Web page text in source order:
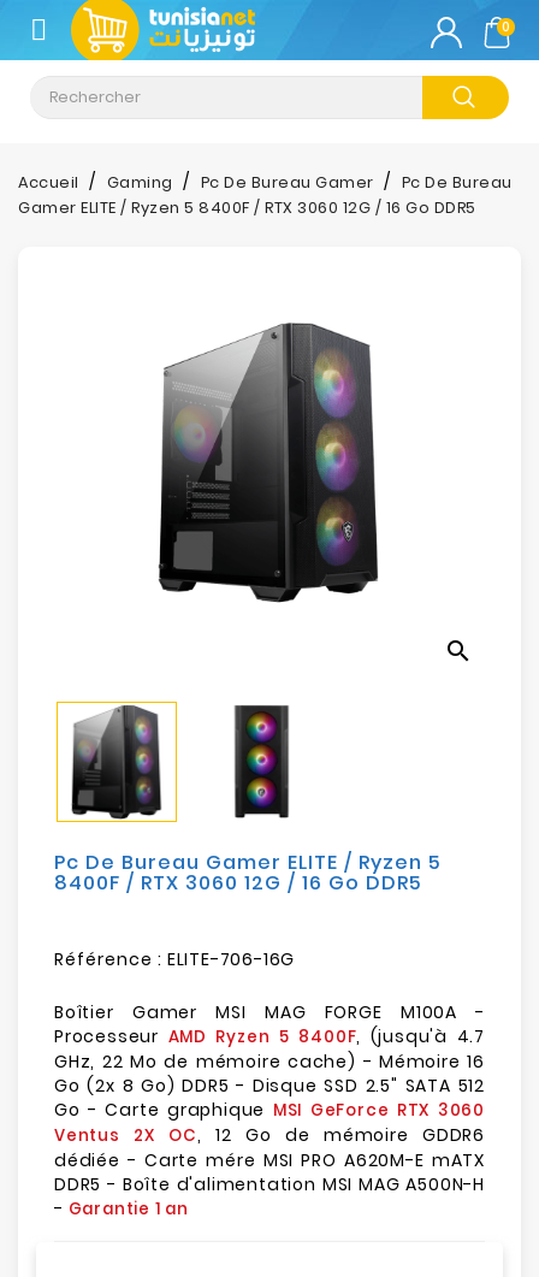
CATÉGORIE
Climatisation
Informatique
Electroménager
Sécurité
Mobilités
0
Accueil Gaming Pc De Bureau Gamer
Pc De Bureau
Gamer ELITE / Ryzen 5 8400F / RTX 3060 12G / 16 Go DDR5
search
Pc De Bureau Gamer ELITE / Ryzen 5
8400F / RTX 3060 12G / 16 Go DDR5
Référence : ELITE-706-16G
Boîtier Gamer MSI MAG FORGE M100A -
Processeur AMD Ryzen 5 8400F, (jusqu'à 4.7
GHz, 22 Mo de mémoire cache) - Mémoire 16
Go (2x 8 Go) DDR5 - Disque SSD 2.5" SATA 512
Go - Carte graphique MSI GeForce RTX 3060
Ventus 2X OC, 12 Go de mémoire GDDR6
dédiée - Carte mére MSI PRO A620M-E mATX
DDR5 - Boîte d'alimentation MSI MAG A500N-H
- Garantie 1 an